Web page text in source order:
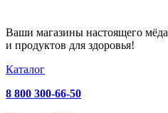
Ваши магазины настоящего мёда
и продуктов для здоровья!
Каталог
8 800 300-66-50